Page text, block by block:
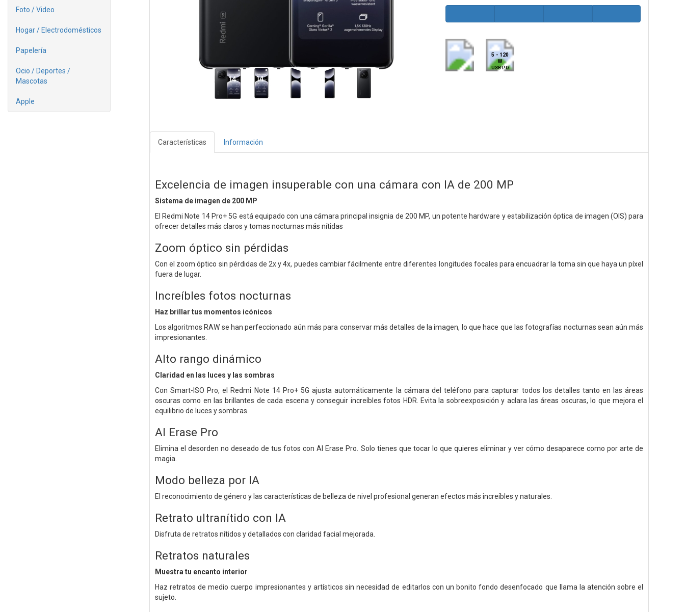
Foto / Video
Hogar / Electrodomésticos
Papelería
Ocio / Deportes /
Mascotas
Apple
5 - 120
W
USB PD
Características Información
Excelencia de imagen insuperable con una cámara con IA de 200 MP
Sistema de imagen de 200 MP
El Redmi Note 14 Pro+ 5G está equipado con una cámara principal insignia de 200 MP, un potente hardware y estabilización óptica de imagen (OIS) para
ofrecer detalles más claros y tomas nocturnas más nítidas
Zoom óptico sin pérdidas
Con el zoom óptico sin pérdidas de 2x y 4x, puedes cambiar fácilmente entre diferentes longitudes focales para encuadrar la toma sin que haya un píxel
fuera de lugar.
Increíbles fotos nocturnas
Haz brillar tus momentos icónicos
Los algoritmos RAW se han perfeccionado aún más para conservar más detalles de la imagen, lo que hace que las fotografías nocturnas sean aún más
impresionantes.
Alto rango dinámico
Claridad en las luces y las sombras
Con Smart-ISO Pro, el Redmi Note 14 Pro+ 5G ajusta automáticamente la cámara del teléfono para capturar todos los detalles tanto en las áreas
oscuras como en las brillantes de cada escena y conseguir increíbles fotos HDR. Evita la sobreexposición y aclara las áreas oscuras, lo que mejora el
equilibrio de luces y sombras.
AI Erase Pro
Elimina el desorden no deseado de tus fotos con AI Erase Pro. Solo tienes que tocar lo que quieres eliminar y ver cómo desaparece como por arte de
magia.
Modo belleza por IA
El reconocimiento de género y las características de belleza de nivel profesional generan efectos más increíbles y naturales.
Retrato ultranítido con IA
Disfruta de retratos nítidos y detallados con claridad facial mejorada.
Retratos naturales
Muestra tu encanto interior
Haz retratos de medio cuerpo impresionantes y artísticos sin necesidad de editarlos con un bonito fondo desenfocado que llama la atención sobre el
sujeto.